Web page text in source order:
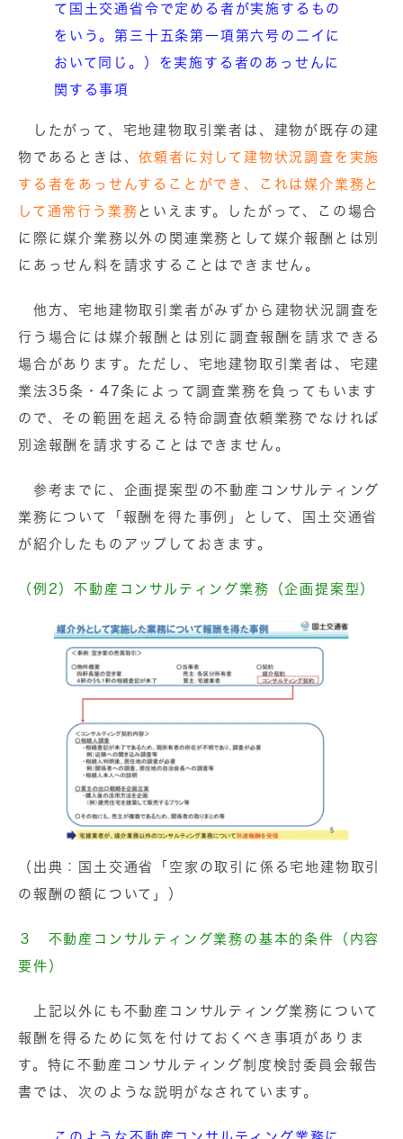
て国土交通省令で定める者が実施するもの
をいう。第三十五条第一項第六号の二イに
おいて同じ。）を実施する者のあっせんに
関する事項
したがって、宅地建物取引業者は、建物が既存の建
物であるときは、依頼者に対して建物状況調査を実施
する者をあっせんすることができ、これは媒介業務と
して通常行う業務 といえます。したがって、この場合
に際に媒介業務以外の関連業務として媒介報酬とは別
にあっせん料を請求することはできません。
他方、宅地建物取引業者がみずから建物状況調査を
行う場合には媒介報酬とは別に調査報酬を請求できる
場合があります。ただし、宅地建物取引業者は、宅建
業法35条・47条によって調査業務を負ってもいます
ので、その範囲を超える特命調査依頼業務でなければ
別途報酬を請求することはできません。
参考までに、企画提案型の不動産コンサルティング
業務について「報酬を得た事例」として、国土交通省
が紹介したものアップしておきます。
（例2）不動産コンサルティング業務（企画提案型）
（出典：国土交通省「空家の取引に係る宅地建物取引
の報酬の額について」）
３ 不動産コンサルティング業務の基本的条件（内容
要件）
上記以外にも不動産コンサルティング業務について
報酬を得るために気を付けておくべき事項がありま
す。特に不動産コンサルティング制度検討委員会報告
書では、次のような説明がなされています。